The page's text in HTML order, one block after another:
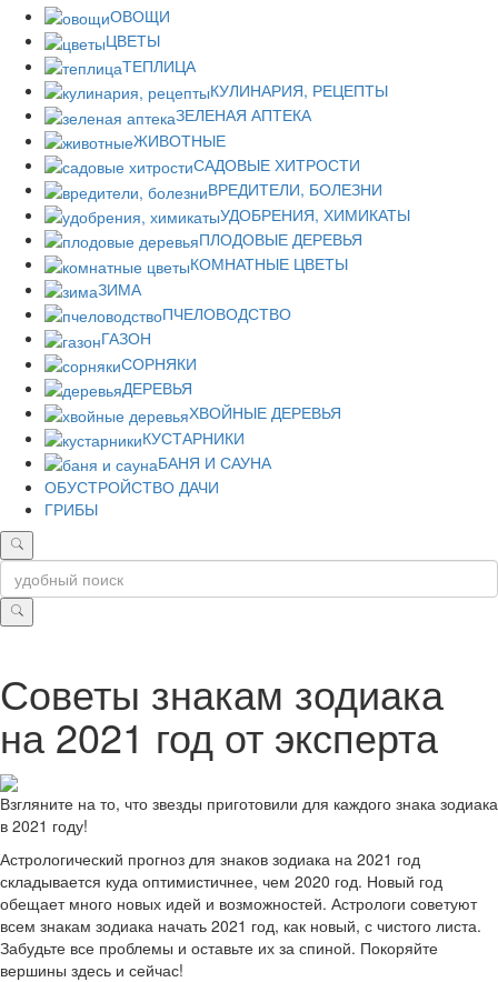
ОВОЩИ
ЦВЕТЫ
ТЕПЛИЦА
КУЛИНАРИЯ, РЕЦЕПТЫ
ЗЕЛЕНАЯ АПТЕКА
ЖИВОТНЫЕ
САДОВЫЕ ХИТРОСТИ
ВРЕДИТЕЛИ, БОЛЕЗНИ
УДОБРЕНИЯ, ХИМИКАТЫ
ПЛОДОВЫЕ ДЕРЕВЬЯ
КОМНАТНЫЕ ЦВЕТЫ
ЗИМА
ПЧЕЛОВОДСТВО
ГАЗОН
СОРНЯКИ
ДЕРЕВЬЯ
ХВОЙНЫЕ ДЕРЕВЬЯ
КУСТАРНИКИ
БАНЯ И САУНА
ОБУСТРОЙСТВО ДАЧИ
ГРИБЫ
Советы знакам зодиака
на 2021 год от эксперта
Взгляните на то, что звезды приготовили для каждого знака зодиака
в 2021 году!
Астрологический прогноз для знаков зодиака на 2021 год
складывается куда оптимистичнее, чем 2020 год. Новый год
обещает много новых идей и возможностей. Астрологи советуют
всем знакам зодиака начать 2021 год, как новый, с чистого листа.
Забудьте все проблемы и оставьте их за спиной. Покоряйте
вершины здесь и сейчас!